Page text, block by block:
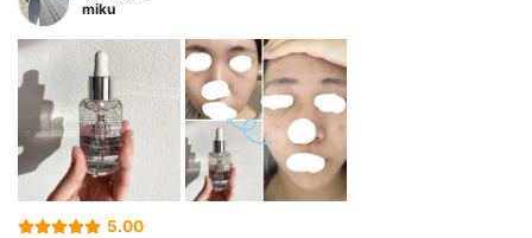
miku
5.00